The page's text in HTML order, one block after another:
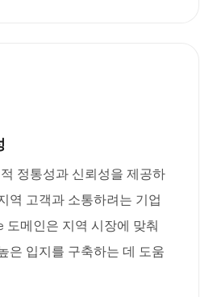
정통성과 신뢰성을 제공하
역 고객과 소통하려는 기업
도메인은 지역 시장에 맞춰
은 입지를 구축하는 데 도움